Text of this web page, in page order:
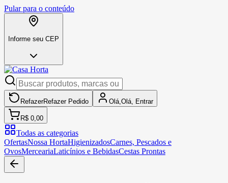
Pular para o conteúdo
Informe seu CEP
RefazerRefazer Pedido Olá, Olá, Entrar
R$ 0,00
Todas as categorias
OfertasNossa HortaHigienizadosCarnes, Pescados e
OvosMerceariaLaticínios e BebidasCestas Prontas